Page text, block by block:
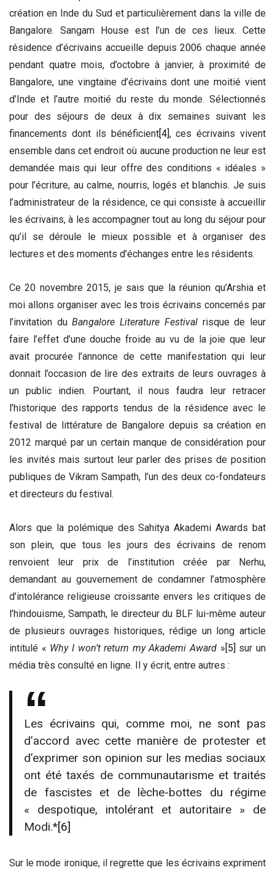
création en Inde du Sud et particulièrement dans la ville de
Bangalore. Sangam House est l’un de ces lieux. Cette
résidence d’écrivains accueille depuis 2006 chaque année
pendant quatre mois, d’octobre à janvier, à proximité de
Bangalore, une vingtaine d’écrivains dont une moitié vient
d’Inde et l’autre moitié du reste du monde. Sélectionnés
pour des séjours de deux à dix semaines suivant les
financements dont ils bénéficient[4], ces écrivains vivent
ensemble dans cet endroit où aucune production ne leur est
demandée mais qui leur offre des conditions « idéales »
pour l’écriture, au calme, nourris, logés et blanchis. Je suis
l’administrateur de la résidence, ce qui consiste à accueillir
les écrivains, à les accompagner tout au long du séjour pour
qu’il se déroule le mieux possible et à organiser des
lectures et des moments d’échanges entre les résidents.
Ce 20 novembre 2015, je sais que la réunion qu’Arshia et
moi allons organiser avec les trois écrivains concernés par
l’invitation duBangalore Literature Festival risque de leur
faire l’effet d’une douche froide au vu de la joie que leur
avait procurée l’annonce de cette manifestation qui leur
donnait l’occasion de lire des extraits de leurs ouvrages à
un public indien. Pourtant, il nous faudra leur retracer
l’historique des rapports tendus de la résidence avec le
festival de littérature de Bangalore depuis sa création en
2012 marqué par un certain manque de considération pour
les invités mais surtout leur parler des prises de position
publiques de Vikram Sampath, l’un des deux co-fondateurs
et directeurs du festival.
Alors que la polémique des Sahitya Akademi Awards bat
son plein, que tous les jours des écrivains de renom
renvoient leur prix de l’institution créée par Nerhu,
demandant au gouvernement de condamner l’atmosphère
d’intolérance religieuse croissante envers les critiques de
l’hindouisme, Sampath, le directeur du BLF lui-même auteur
de plusieurs ouvrages historiques, rédige un long article
intitulé « Why I won’t return my Akademi Award »[5] sur un
média très consulté en ligne. Il y écrit, entre autres :
Les écrivains qui, comme moi, ne sont pas
d’accord avec cette manière de protester et
d’exprimer son opinion sur les medias sociaux
ont été taxés de communautarisme et traités
de fascistes et de lèche-bottes du régime
« despotique, intolérant et autoritaire » de
Modi.*[6]
Sur le mode ironique, il regrette que les écrivains expriment